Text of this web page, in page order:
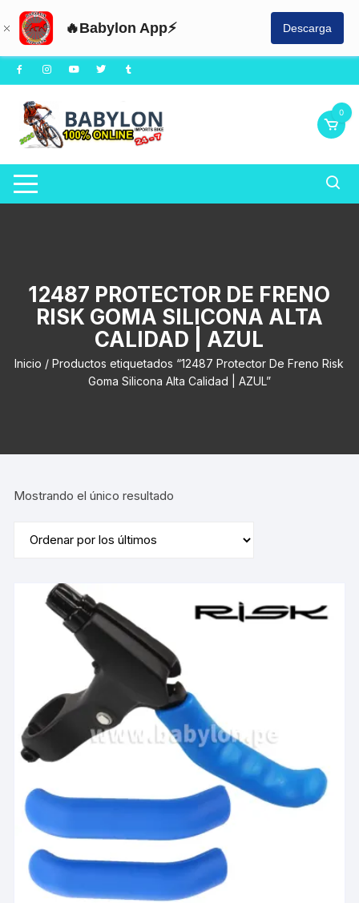
🔥Babylon App⚡ Descarga
Saltar
al
contenido
0
12487 PROTECTOR DE FRENO
RISK GOMA SILICONA ALTA
CALIDAD | AZUL
Inicio / Productos etiquetados “12487 Protector De Freno Risk
Goma Silicona Alta Calidad | AZUL”
Mostrando el único resultado